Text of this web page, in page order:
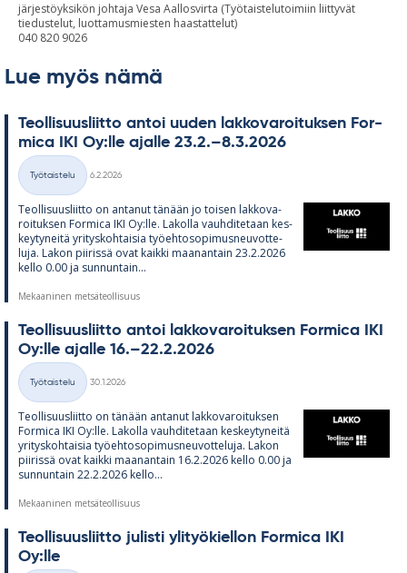
järjestöyksikön johtaja Vesa Aallosvirta (Työtaistelutoimiin liittyvät
tiedustelut, luottamusmiesten haastattelut)
040 820 9026
Lue myös nämä
Teol­li­suus­liitto an­toi uu­den lak­ko­va­roi­tuk­sen For­
mica IKI Oy:lle ajalle 23.2.–8.3.2026
Kategoriat
Työtaistelu
6.2.2026
Teol­li­suus­liitto on an­ta­nut tä­nään jo toi­sen lak­ko­va­
roi­tuk­sen For­mica IKI Oy:lle. La­kolla vauh­di­te­taan kes­
key­ty­neitä yri­tys­koh­tai­sia työ­eh­to­so­pi­mus­neu­vot­te­
luja. La­kon pii­rissä ovat kaikki maa­nan­tain 23.2.2026
kello 0.00 ja sun­nun­tain...
Mekaaninen metsäteollisuus
Teol­li­suus­liitto an­toi lak­ko­va­roi­tuk­sen For­mica IKI
Oy:lle ajalle 16.–22.2.2026
Kategoriat
Työtaistelu
30.1.2026
Teol­li­suus­liitto on tä­nään an­ta­nut lak­ko­va­roi­tuk­sen
For­mica IKI Oy:lle. La­kolla vauh­di­te­taan kes­key­ty­neitä
yri­tys­koh­tai­sia työ­eh­to­so­pi­mus­neu­vot­te­luja. La­kon
pii­rissä ovat kaikki maa­nan­tain 16.2.2026 kello 0.00 ja
sun­nun­tain 22.2.2026 kello...
Mekaaninen metsäteollisuus
Teol­li­suus­liitto ju­listi yli­työ­kiel­lon For­mica IKI
Oy:lle